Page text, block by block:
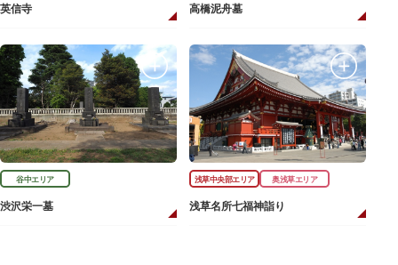
英信寺 高橋泥舟墓
谷中エリア
渋沢栄一墓
浅草中央部エリア 奥浅草エリア
浅草名所七福神詣り